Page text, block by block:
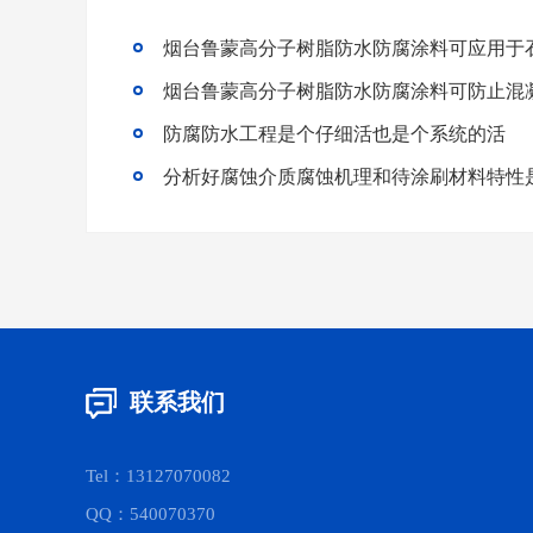
烟台鲁蒙高分子树脂防水防腐涂料可应用于
烟台鲁蒙高分子树脂防水防腐涂料可防止混
防腐防水工程是个仔细活也是个系统的活
联系我们
Tel：13127070082
QQ：540070370